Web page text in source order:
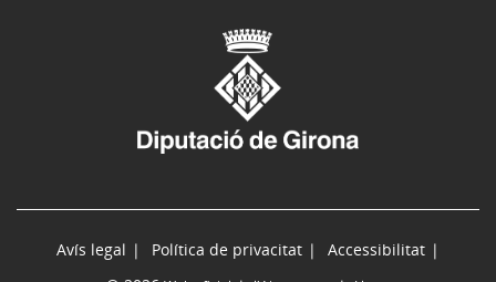
Avís legal Política de privacitat
Accessibilitat